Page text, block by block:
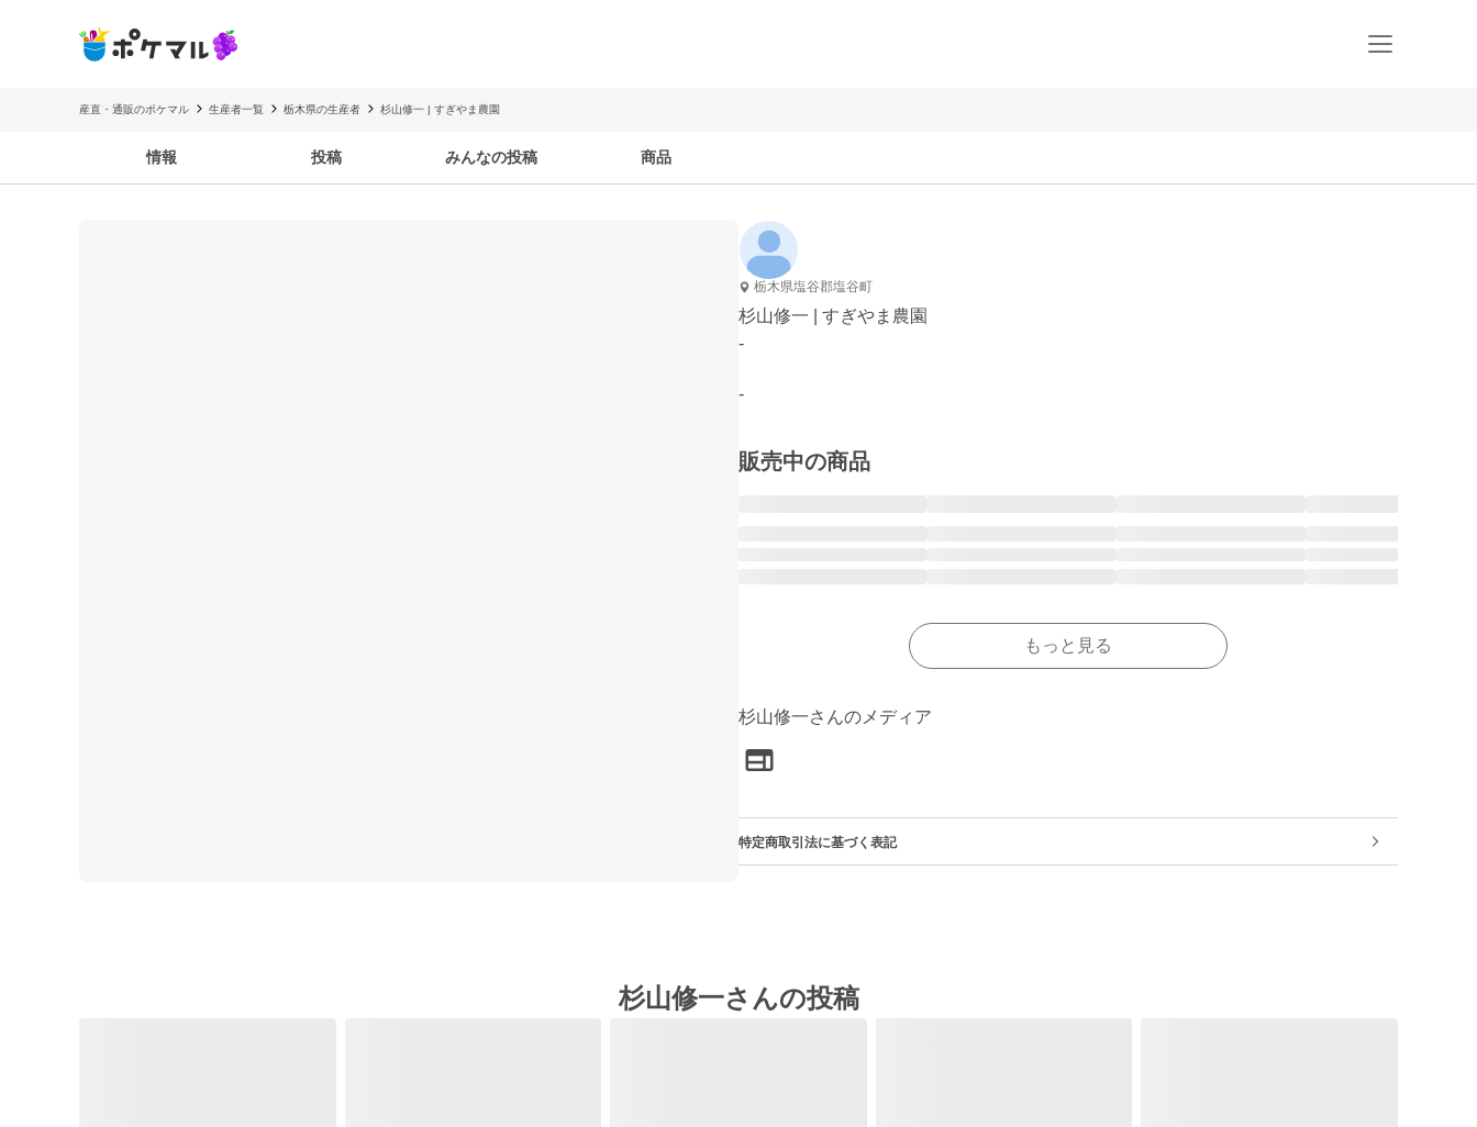
産直・通販のポケマル 生産者一覧 栃木県の生産者 杉山修一 | すぎやま農園
情報 投稿 みんなの投稿 商品
栃木県塩谷郡塩谷町
杉山修一 | すぎやま農園
-
-
販売中の商品
もっと見る
杉山修一さんのメディア
特定商取引法に基づく表記
杉山修一さんの投稿